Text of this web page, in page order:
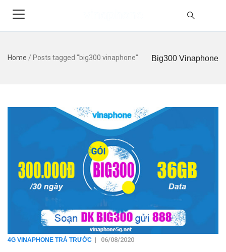
Big300 Vinaphone
Home / Posts tagged "big300 vinaphone"
4G VINAPHONE TRẢ TRƯỚC | 06/08/2020